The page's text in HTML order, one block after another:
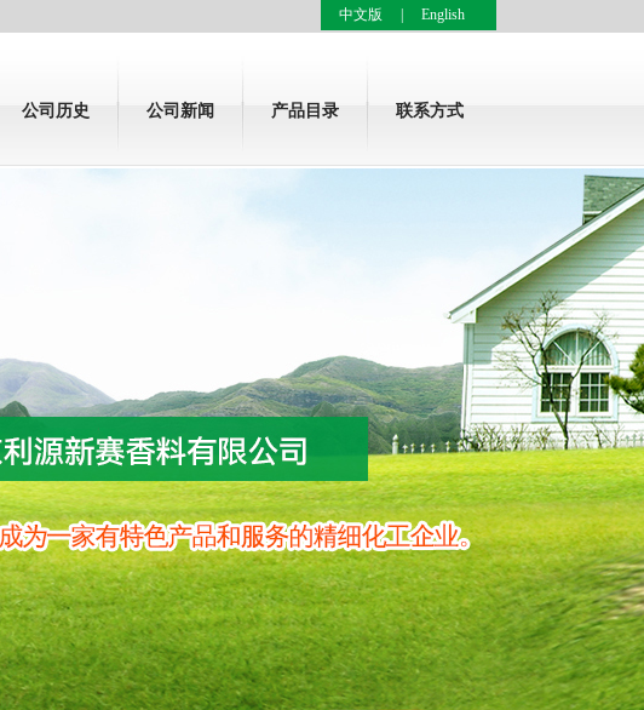
中文版 English
公司历史 公司新闻 产品目录 联系方式